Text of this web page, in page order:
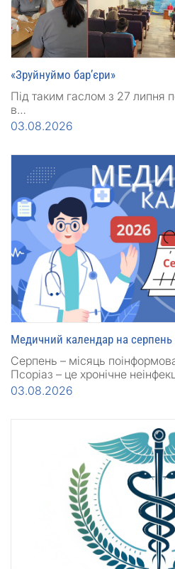
«Зруйнуймо бар’єри»
Під таким гаслом з 27 липня
в…
03.08.2026
Медичний календар на серпень
Серпень – місяць
Псоріаз – це хронічне
03.08.2026